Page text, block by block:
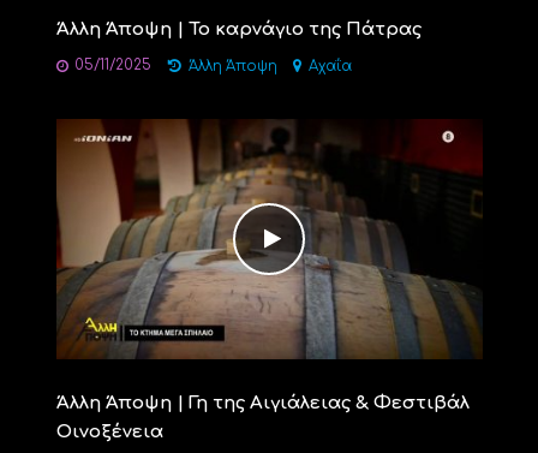
Άλλη Άποψη | Το καρνάγιο της Πάτρας
05/11/2025 Άλλη Άποψη Αχαΐα
Άλλη Άποψη | Γη της Αιγιάλειας & Φεστιβάλ
Οινοξένεια